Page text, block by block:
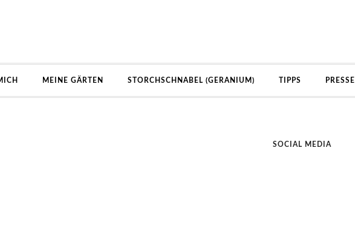
MEINE GÄRTEN STORCHSCHNABEL (GERANIUM) TIPPS PRESSE
SOCIAL MEDIA